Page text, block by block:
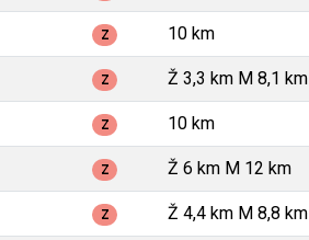
Z 10 km
Z Ž 3,3 km M 8,1 km
Z 10 km
Z Ž 6 km M 12 km
Z Ž 4,4 km M 8,8 km